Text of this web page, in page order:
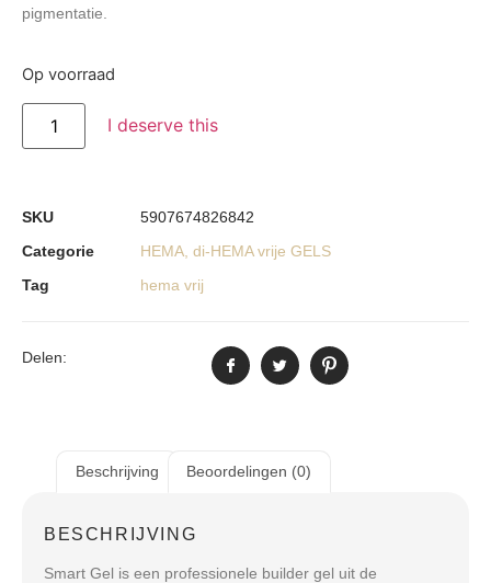
pigmentatie.
Op voorraad
I deserve this
SKU
5907674826842
Categorie
HEMA, di-HEMA vrije GELS
Tag
hema vrij
Delen:
Beschrijving Beoordelingen (0)
BESCHRIJVING
Smart Gel is een professionele builder gel uit de